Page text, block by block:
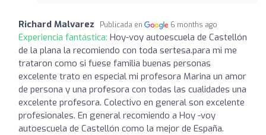
Richard Malvarez Publicada en 6 months ago
Experiencia fantástica: Hoy-voy autoescuela de Castellón
de la plana la recomiendo con toda sertesa.para mi me
trataron como si fuese familia buenas personas
excelente trato en especial mi profesora Marina un amor
de persona y una profesora con todas las cualidades una
excelente profesora. Colectivo en general son excelente
profesionales. En general recomiendo a Hoy -voy
autoescuela de Castellón como la mejor de España.